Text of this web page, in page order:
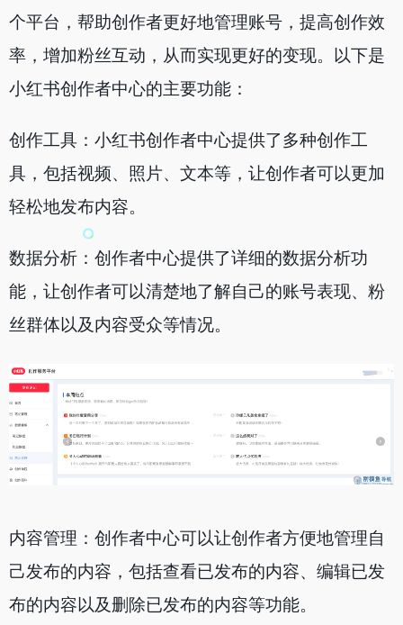
个平台，帮助创作者更好地管理账号，提高创作效
率，增加粉丝互动，从而实现更好的变现。以下是
小红书创作者中心的主要功能：
创作工具：小红书创作者中心提供了多种创作工
具，包括视频、照片、文本等，让创作者可以更加
轻松地发布内容。
数据分析：创作者中心提供了详细的数据分析功
能，让创作者可以清楚地了解自己的账号表现、粉
丝群体以及内容受众等情况。
内容管理：创作者中心可以让创作者方便地管理自
己发布的内容，包括查看已发布的内容、编辑已发
布的内容以及删除已发布的内容等功能。